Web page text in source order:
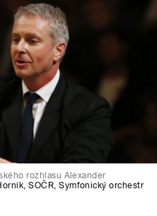
rozhlasu Alexander
SOČR,Symfonický orchestr